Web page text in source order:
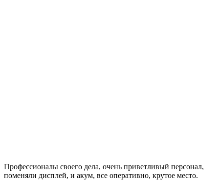
Профессионалы своего дела, очень приветливый персонал,
поменяли дисплей, и акум, все оперативно, крутое место.